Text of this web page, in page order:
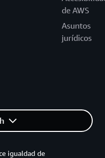
de AWS
Asuntos
jurídicos
igualdad de